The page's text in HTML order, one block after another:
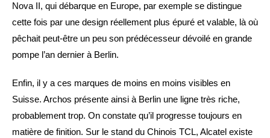
Nova II, qui débarque en Europe, par exemple se distingue
cette fois par une design réellement plus épuré et valable, là où
pêchait peut-être un peu son prédécesseur dévoilé en grande
pompe l’an dernier à Berlin.
Enfin, il y a ces marques de moins en moins visibles en
Suisse. Archos présente ainsi à Berlin une ligne très riche,
probablement trop. On constate qu’il progresse toujours en
matière de finition. Sur le stand du Chinois TCL, Alcatel existe